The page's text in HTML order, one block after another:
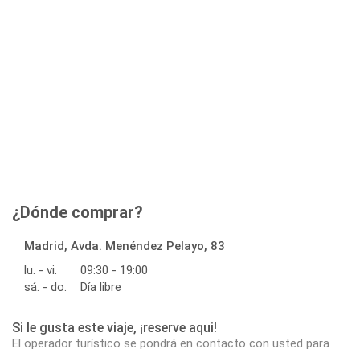
¿Dónde comprar?
Madrid, Avda. Menéndez Pelayo, 83
lu. - vi.
09:30 - 19:00
sá. - do.
Día libre
Si le gusta este viaje, ¡reserve aqui!
El operador turístico se pondrá en contacto con usted para